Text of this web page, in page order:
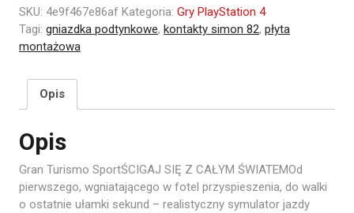
SKU: 4e9f467e86af Kategoria: Gry PlayStation 4
Tagi: gniazdka podtynkowe, kontakty simon 82, płyta
montażowa
Opis
Opis
Gran Turismo SportŚCIGAJ SIĘ Z CAŁYM ŚWIATEMOd
pierwszego, wgniatającego w fotel przyspieszenia, do walki
o ostatnie ułamki sekund – realistyczny symulator jazdy